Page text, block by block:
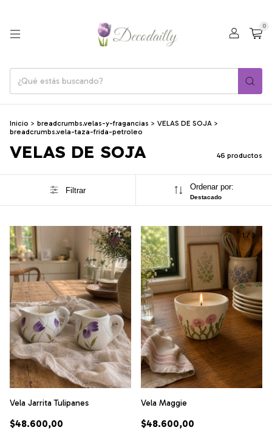
0
Inicio > breadcrumbs.velas-y-fragancias > VELAS DE SOJA >
breadcrumbs.vela-taza-frida-petroleo
VELAS DE SOJA 46 productos
Filtrar Ordenar por:
Destacado
1/5
Vela Jarrita Tulipanes
$48.600,00
1 /3
Vela Maggie
$48.600,00